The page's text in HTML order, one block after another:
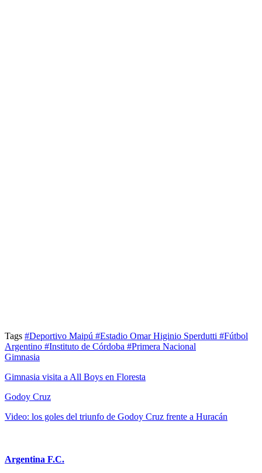
Tags #Deportivo Maipú #Estadio Omar Higinio Sperdutti #Fútbol
Argentino #Instituto de Córdoba #Primera Nacional
Gimnasia
Gimnasia visita a All Boys en Floresta
Godoy Cruz
Video: los goles del triunfo de Godoy Cruz frente a Huracán
Argentina F.C.